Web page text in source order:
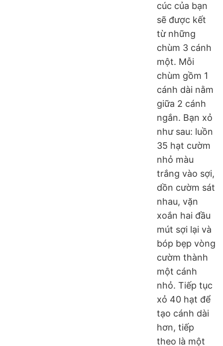
cúc của bạn
sẽ được kết
từ những
chùm 3 cánh
một. Mỗi
chùm gồm 1
cánh dài nằm
giữa 2 cánh
ngắn. Bạn xỏ
như sau: luồn
35 hạt cườm
nhỏ màu
trắng vào sợi,
dồn cườm sát
nhau, vặn
xoắn hai đầu
mút sợi lại và
bóp bẹp vòng
cườm thành
một cánh
nhỏ. Tiếp tục
xỏ 40 hạt để
tạo cánh dài
hơn, tiếp
theo là một